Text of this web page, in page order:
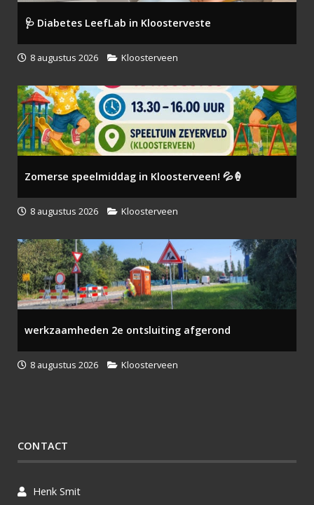
🩺 Diabetes LeefLab in Kloosterveste
8 augustus 2026 Kloosterveen
Zomerse speelmiddag in Kloosterveen! 💦🍦
8 augustus 2026 Kloosterveen
werkzaamheden 2e ontsluiting afgerond
8 augustus 2026 Kloosterveen
CONTACT
Henk Smit